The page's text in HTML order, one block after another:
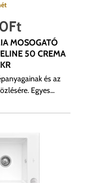
Ft
MOSOGATÓ
50 CREMA
és az
Egyes...